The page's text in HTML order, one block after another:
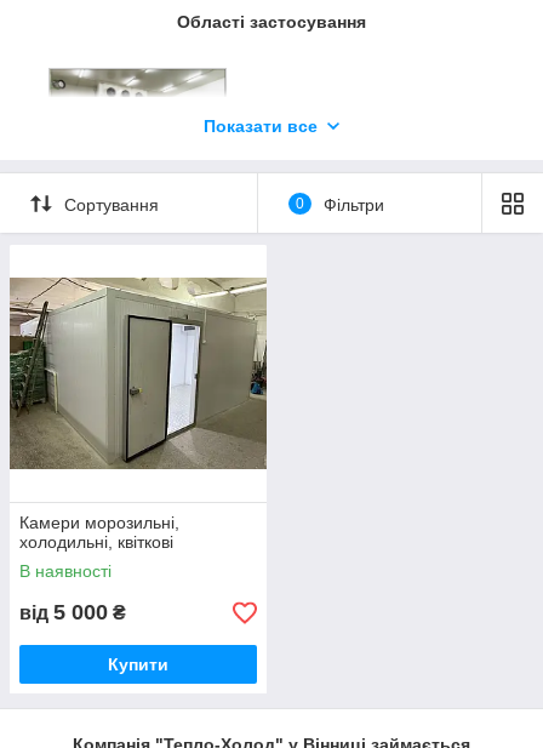
Області застосування
Ягоди, фрукти, овочі
фруктів; овочесховища.
М'ясо і морепродукти
замороженого м'яса, риби і глазурованих
морепродуктів.
Напівфабрикати
Показати все
Сортування 0 Фільтри
Камери морозильні,
холодильні, квіткові
В наявності
від 5 000 ₴
Купити